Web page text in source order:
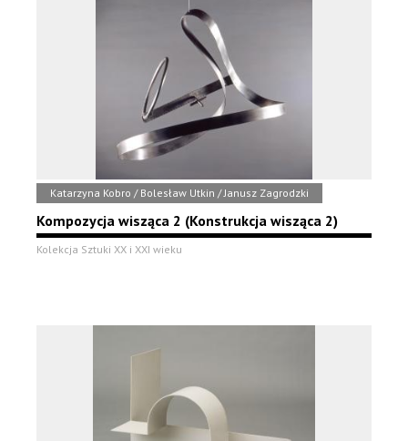
Katarzyna Kobro / Bolesław Utkin / Janusz Zagrodzki
Kompozycja wisząca 2 (Konstrukcja wisząca 2)
Kolekcja Sztuki XX i XXI wieku